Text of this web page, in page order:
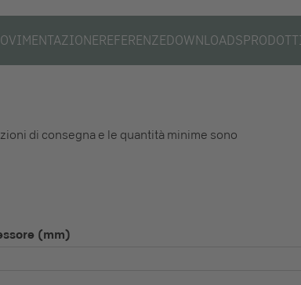
REFERENZEDOWNLOADS
di consegna e le quantità minime sono
(mm)